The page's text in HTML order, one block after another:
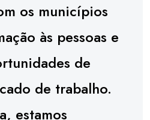
os municípios
às pessoas e
de
de trabalho.
estamos